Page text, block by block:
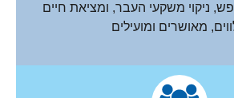
ניקוי משקעי העבר, ומציאת חיים
מאושרים ומועילים